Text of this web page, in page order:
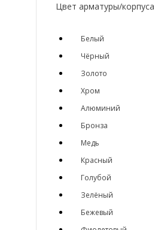
Цвет арматуры/корпуса
Белый
Чёрный
Золото
Хром
Алюминий
Бронза
Медь
Красный
Голубой
Зелёный
Бежевый